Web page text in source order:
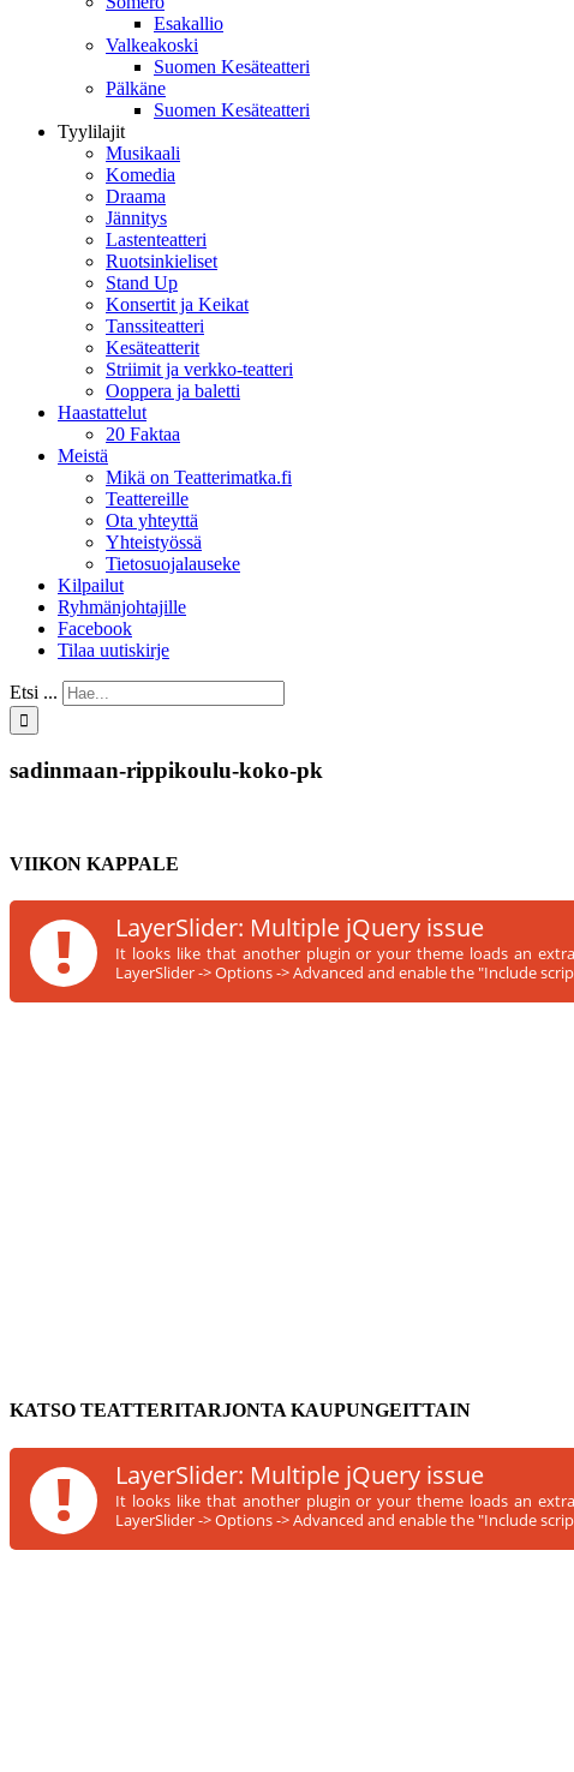
Esakallio
Valkeakoski
Suomen Kesäteatteri
Pälkäne
Suomen Kesäteatteri
Tyylilajit
Musikaali
Komedia
Draama
Jännitys
Lastenteatteri
Ruotsinkieliset
Stand Up
Konsertit ja Keikat
Tanssiteatteri
Kesäteatterit
Striimit ja verkko-teatteri
Ooppera ja baletti
Haastattelut
20 Faktaa
Meistä
Mikä on Teatterimatka.fi
Teattereille
Ota yhteyttä
Yhteistyössä
Tietosuojalauseke
Kilpailut
Ryhmänjohtajille
Facebook
Tilaa uutiskirje
Etsi ...
sadinmaan-rippikoulu-koko-pk
VIIKON KAPPALE
! LayerSlider: Multiple jQuery issue
It looks like that another plugin or your theme loads an
LayerSlider -> Options -> Advanced and enable the "Include
KATSO TEATTERITARJONTA KAUPUNGEITTAIN
! LayerSlider: Multiple jQuery issue
It looks like that another plugin or your theme loads an
LayerSlider -> Options -> Advanced and enable the "Include